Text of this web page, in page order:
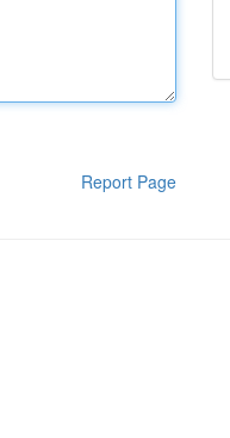
Report Page